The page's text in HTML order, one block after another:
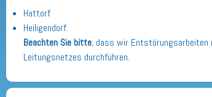
Hattorf
Heiligendorf.
Beachten Sie bitte, dass wir Entstörungsarbeiten
Leitungsnetzes durchführen.